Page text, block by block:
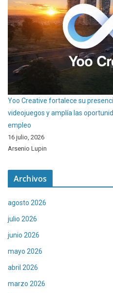
Yoo Creative fortalece su
videojuegos y amplía las
empleo
16 julio, 2026
Arsenio Lupin
Archivos
agosto 2026
julio 2026
junio 2026
mayo 2026
abril 2026
marzo 2026